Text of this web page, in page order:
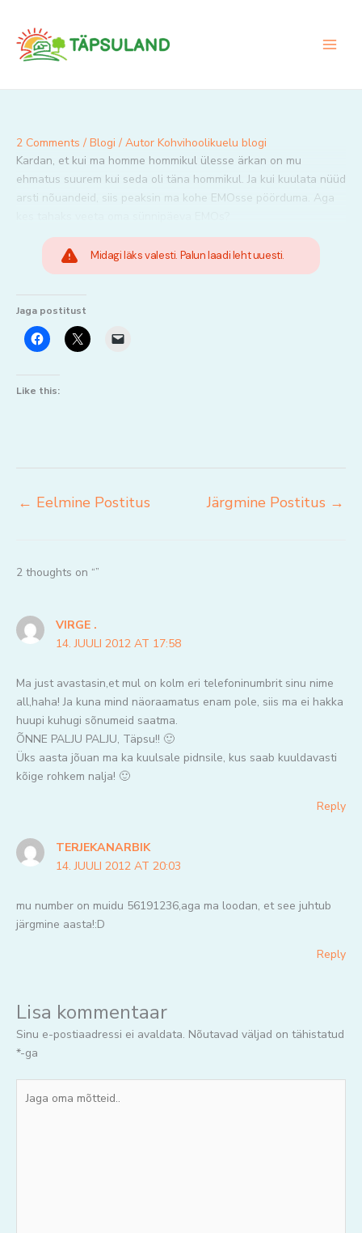
content
2 Comments / Blogi / Autor Kohvihoolikuelu blogi
Kardan, et kui ma homme hommikul ülesse ärkan on mu
ehmatus suurem kui seda oli täna hommikul. Ja kui kuulata nüüd
arsti nõuandeid, siis peaksin ma kohe EMOsse pöörduma. Aga
Midagi läks valesti. Palun laadi leht uuesti.
Jaga postitust
Like this:
← Eelmine Postitus Järgmine Postitus →
2 thoughts on “”
VIRGE .
14. JUULI 2012 AT 17:58
Ma just avastasin,et mul on kolm eri telefoninumbrit sinu nime
all,haha! Ja kuna mind näoraamatus enam pole, siis ma ei hakka
huupi kuhugi sõnumeid saatma.
ÕNNE PALJU PALJU, Täpsu!! 🙂
Üks aasta jõuan ma ka kuulsale pidnsile, kus saab kuuldavasti
kõige rohkem nalja! 🙂
Reply
TERJEKANARBIK
14. JUULI 2012 AT 20:03
mu number on muidu 56191236,aga ma loodan, et see juhtub
järgmine aasta!:D
Reply
Lisa kommentaar
Sinu e-postiaadressi ei avaldata. Nõutavad väljad on tähistatud
*-ga
oma